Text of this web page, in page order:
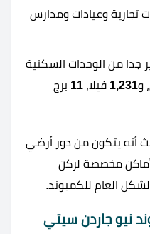
تجارية وعيادات ومدارس
جدا من الوحدات السكنية
و1,231 فيلا، 11 برج
أنه يتكون من دور أرضي
أماكن مخصصة لركن
العام للكمبوند.
نيو جاردن سيتي